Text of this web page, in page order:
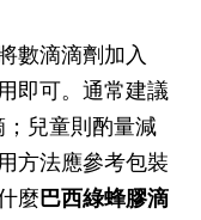
數滴滴劑加入
即可。通常建議
；兒童則酌量減
方法應參考包裝
麼巴西綠蜂膠滴